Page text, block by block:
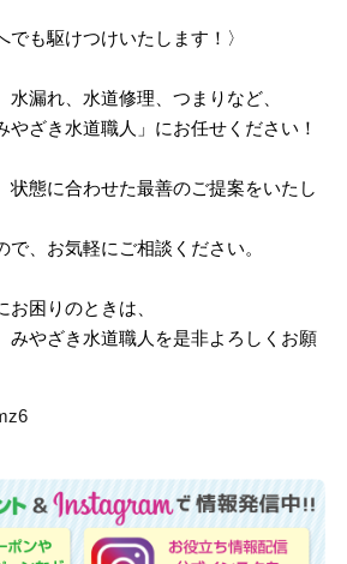
でも駆けつけいたします！〉
漏れ、水道修理、つまりなど、
やざき水道職人」にお任せください！
状態に合わせた最善のご提案をいたし
で、お気軽にご相談ください。
困りのときは、
みやざき水道職人を是非よろしくお願